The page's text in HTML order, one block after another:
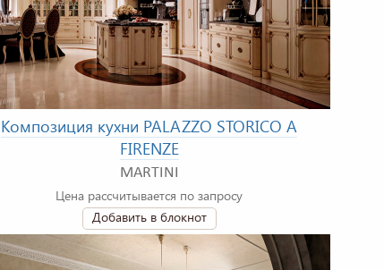
Композиция кухни PALAZZO STORICO A
FIRENZE
MARTINI
Цена рассчитывается по запросу
Добавить в блокнот